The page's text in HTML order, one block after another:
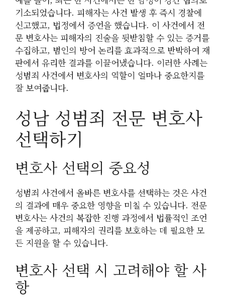
기소되었습니다. 피해자는 사건 발생 후 즉시 경찰에
신고했고, 법정에서 증언을 했습니다. 이 사건에서 전
문 변호사는 피해자의 진술을 뒷받침할 수 있는 증거를
수집하고, 범인의 방어 논리를 효과적으로 반박하여 재
판에서 유리한 결과를 이끌어냈습니다. 이러한 사례는
성범죄 사건에서 변호사의 역할이 얼마나 중요한지를
잘 보여줍니다.
성남 성범죄 전문 변호사
선택하기
변호사 선택의 중요성
성범죄 사건에서 올바른 변호사를 선택하는 것은 사건
의 결과에 매우 중요한 영향을 미칠 수 있습니다. 전문
변호사는 사건의 복잡한 진행 과정에서 법률적인 조언
을 제공하고, 피해자의 권리를 보호하는 데 필요한 모
든 지원을 할 수 있습니다.
변호사 선택 시 고려해야 할 사
항